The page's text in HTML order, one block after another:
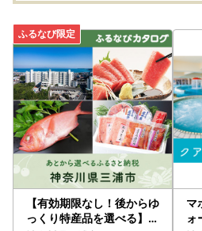
ワンストップ特例申請制度「希望
方へ、申請書を寄附金受領証明書
※申請書は寄附翌年の1月10日（必
い。
期限を過ぎた場合は受付できない
らかじめご了承ください。
※申請内容や添付書類に不備があ
とができませんのでご注意くださ
申請内容に不備あった場合は、ご
ございます。
※提出後に住所や氏名に変更があ
に「変更届出書」の提出が必要と
【有効期限なし！後からゆ
っくり特産品を選べる】神
マ
ォ